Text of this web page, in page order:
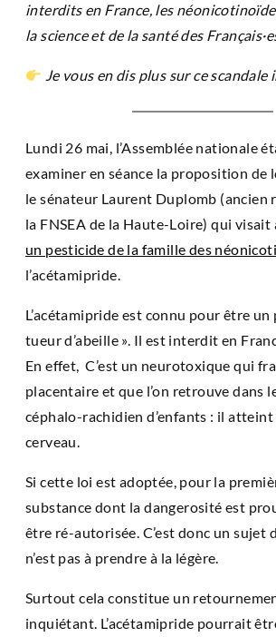
interdits en France, les
la science et de la santé des
Je vous en dis plus sur ce scandale
Lundi 26 mai, l’Assemblée nationale
examiner en séance la proposition de
le sénateur Laurent Duplomb (ancien
la FNSEA de la Haute-Loire) qui
un pesticide de la famille des
l’acétamipride.
L’acétamipride est connu pour être un
tueur d’abeille ». Il est interdit en
En effet, C’est un neurotoxique qui
placentaire et que l’on retrouve dans
céphalo-rachidien d’enfants : il atteint
cerveau.
Si cette loi est adoptée, pour la
substance dont la dangerosité est
être ré-autorisée. C’est donc un sujet
n’est pas à prendre à la légère.
Surtout cela constitue un
inquiétant. L’acétamipride pourrait